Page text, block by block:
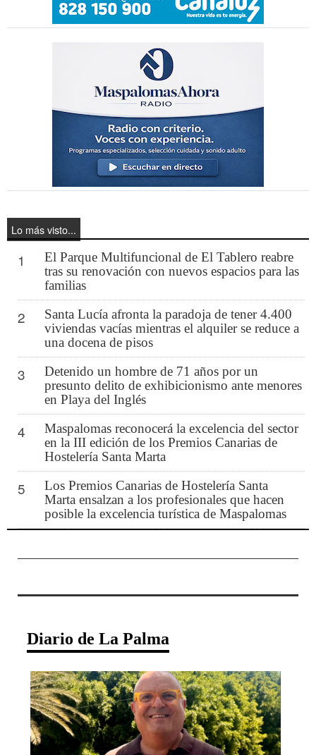
Lo más visto...
1
El Parque Multifuncional de El Tablero reabre
tras su renovación con nuevos espacios para las
familias
2
Santa Lucía afronta la paradoja de tener 4.400
viviendas vacías mientras el alquiler se reduce a
una docena de pisos
3
Detenido un hombre de 71 años por un
presunto delito de exhibicionismo ante menores
en Playa del Inglés
4
Maspalomas reconocerá la excelencia del sector
en la III edición de los Premios Canarias de
Hostelería Santa Marta
5
Los Premios Canarias de Hostelería Santa
Marta ensalzan a los profesionales que hacen
posible la excelencia turística de Maspalomas
Diario de La Palma